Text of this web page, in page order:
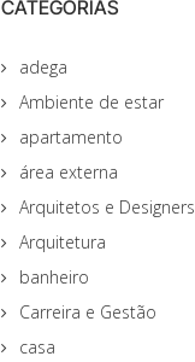
CATEGORIAS
adega
Ambiente de estar
apartamento
área externa
Arquitetos e Designers
Arquitetura
banheiro
Carreira e Gestão
casa